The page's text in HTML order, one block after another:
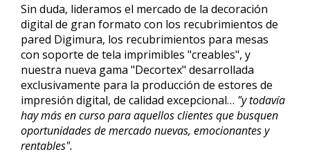
Sin duda, lideramos el mercado de la decoración
digital de gran formato con los recubrimientos de
pared Digimura, los recubrimientos para mesas
con soporte de tela imprimibles "creables", y
nuestra nueva gama "Decortex" desarrollada
exclusivamente para la producción de estores de
impresión digital, de calidad excepcional… "y todavía
hay más en curso para aquellos clientes que busquen
oportunidades de mercado nuevas, emocionantes y
rentables".